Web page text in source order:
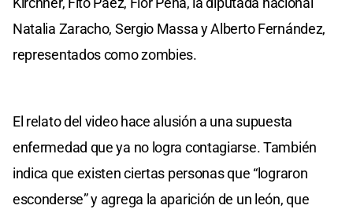
Natalia Zaracho, Sergio Massa y Alberto Fernández,
representados como zombies.
El relato del video hace alusión a una supuesta
enfermedad que ya no logra contagiarse. También
indica que existen ciertas personas que “lograron
esconderse” y agrega la aparición de un león, que